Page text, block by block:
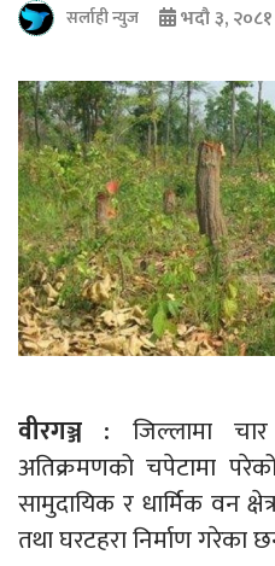
सर्लाही न्युज भदौ ३, २०८१
वीरगञ्ज : जिल्लामा
अतिक्रमणको चपेटामा
सामुदायिक र धार्मिक वन
तथा घरटहरा निर्माण गरेका